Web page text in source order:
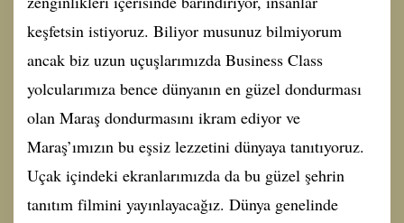
keşfetsin istiyoruz. Biliyor musunuz bilmiyorum
ancak biz uzun uçuşlarımızda Business Class
yolcularımıza bence dünyanın en güzel dondurması
olan Maraş dondurmasını ikram ediyor ve
Maraş’ımızın bu eşsiz lezzetini dünyaya tanıtıyoruz.
Uçak içindeki ekranlarımızda da bu güzel şehrin
tanıtım filmini yayınlayacağız. Dünya genelinde